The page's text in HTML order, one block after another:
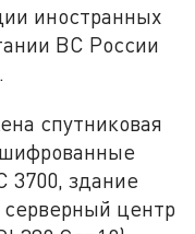
иностранных
ВС России
спутниковая
3700, здание
центр